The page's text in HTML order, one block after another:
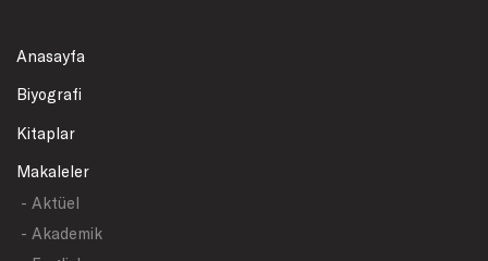
Anasayfa
Biyografi
Kitaplar
Makaleler
- Aktüel
- Akademik